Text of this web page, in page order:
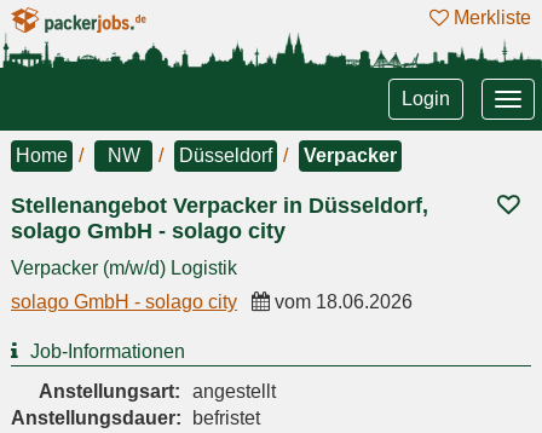
Merkliste
Login
Home NW Düsseldorf Verpacker
Stellenangebot Verpacker in Düsseldorf,
solago GmbH - solago city
Verpacker (m/w/d) Logistik
solago GmbH - solago city
vom 18.06.2026
Job-Informationen
Anstellungsart:
angestellt
Anstellungsdauer:
befristet